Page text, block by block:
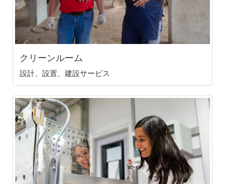
クリーンルーム
設計、設置、建設サービス